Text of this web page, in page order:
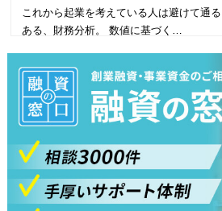
これから起業を考えている人は避けて通
ある、財務分析。 数値に基づく…